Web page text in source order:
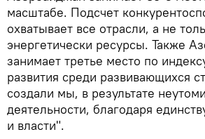
масштабе. Подсчет
охватывает все отрасли, а не
энергетически ресурсы. Также
занимает третье место по
развития среди развивающихся
создали мы, в результате
деятельности, благодаря
и власти".